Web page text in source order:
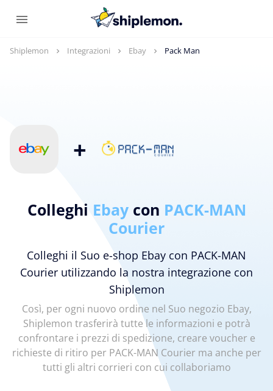
Shiplemon Integrazioni Ebay Pack Man
+
Colleghi Ebay con PACK-MAN
Courier
Colleghi il Suo e-shop Ebay con PACK-MAN
Courier utilizzando la nostra integrazione con
Shiplemon
Così, per ogni nuovo ordine nel Suo negozio Ebay,
Shiplemon trasferirà tutte le informazioni e potrà
confrontare i prezzi di spedizione, creare voucher e
richieste di ritiro per PACK-MAN Courier ma anche per
tutti gli altri corrieri con cui collaboriamo